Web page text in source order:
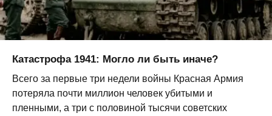
Катастрофа 1941: Могло ли быть иначе?
Всего за первые три недели войны Красная Армия
потеряла почти миллион человек убитыми и
пленными, а три с половиной тысячи советских